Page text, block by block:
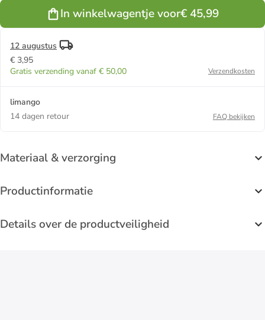
In winkelwagentje voor€ 45,99
12 augustus
€ 3,95
Gratis verzending vanaf € 50,00
Verzendkosten
limango
14 dagen retour
FAQ bekijken
Materiaal & verzorging
Productinformatie
Details over de productveiligheid